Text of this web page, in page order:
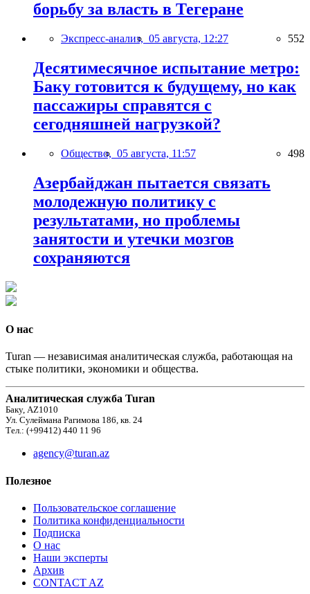
борьбу за власть в Тегеране
Экспресс-анализ, 05 августа, 12:27 552
Десятимесячное испытание метро:
Баку готовится к будущему, но как
пассажиры справятся с
сегодняшней нагрузкой?
Общество, 05 августа, 11:57 498
Азербайджан пытается связать
молодежную политику с
результатами, но проблемы
занятости и утечки мозгов
сохраняются
О нас
Turan — независимая аналитическая служба, работающая на
стыке политики, экономики и общества.
Аналитическая служба Turan
Баку, AZ1010
Ул. Сулеймана Рагимова 186, кв. 24
Тел.: (+99412) 440 11 96
agency@turan.az
Полезное
Пользовательское соглашение
Политика конфиденциальности
Подписка
О нас
Наши эксперты
Архив
CONTACT AZ